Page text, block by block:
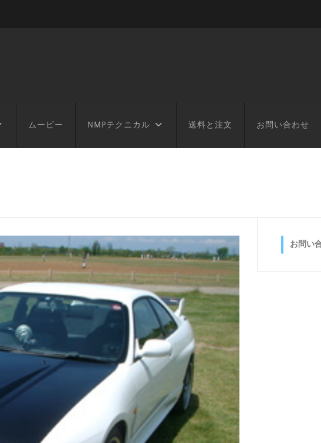
ムービー NMPテクニカル 送料と注文 お問い合わせ
お問い